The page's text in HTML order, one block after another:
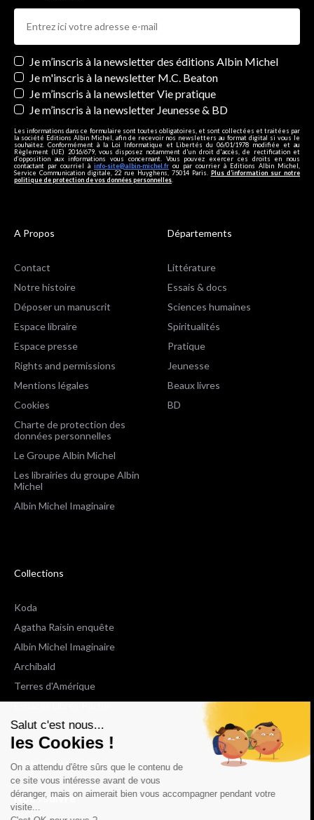
Salut c'est nous...
les Cookies !
On a attendu d'être sûrs que le contenu de
ce site vous intéresse avant de vous
déranger, mais on aimerait bien vous accompagner pendant votre
visite...
Newsletters
Je m’inscris à la newsletter des éditions Albin Michel
Je m'inscris à la newsletter M.C. Beaton
Je m’inscris à la newsletter Vie pratique
Je m’inscris à la newsletter Jeunesse & BD
Les informations dans ce formulaire sont toutes obligatoires, et sont collectées et traitées par
la société Editions Albin Michel, afin de recevoir nos newsletters au format digital si vous le
souhaitez. Conformément à la Loi Informatique et Libertés du 06/01/1978 modifiée et au
Règlement (UE) 2016/679, vous disposez notamment d'un droit d'accès, de rectification et
d’opposition aux informations vous concernant. Vous pouvez exercer ces droits en nous
contactant par courriel à info-site@albin-michel.fr ou par courrier à Editions Albin Michel,
Service Communication digitale, 22 rue Huyghens, 75014 Paris. Plus d’information sur notre
politique de protection de vos données personnelles
A Propos
Contact
Notre histoire
Déposer un manuscrit
Espace libraire
Espace presse
Rights and permissions
Mentions légales
Cookies
Charte de protection des
données personnelles
Le Groupe Albin Michel
Les librairies du groupe Albin
Michel
Albin Michel Imaginaire
Départements
Littérature
Essais & docs
Sciences humaines
Spiritualités
Pratique
Jeunesse
Beaux livres
BD
Collections
Koda
Agatha Raisin enquête
Albin Michel Imaginaire
Archibald
Terres d'Amérique
Espaces Libres Poche
NOX
Wiz
Voir toutes les collections
Nous suivre